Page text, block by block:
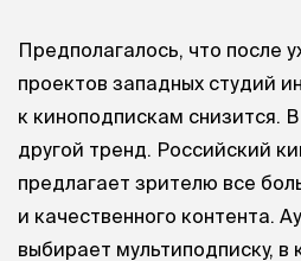
Предполагалось, что после
проектов западных студий
к киноподпискам снизится.
другой тренд. Российский
предлагает зрителю все
и качественного контента.
выбирает мультиподписку, в